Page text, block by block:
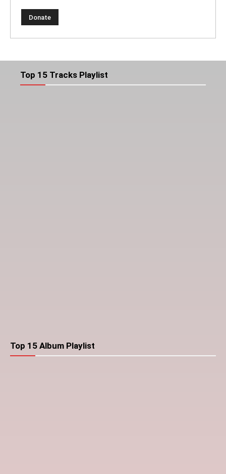
Top 15 Tracks Playlist
Top 15 Album Playlist